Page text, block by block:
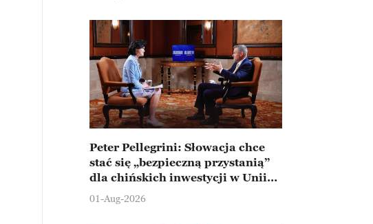
Peter Pellegrini: Słowacja chce
stać się „bezpieczną przystanią”
dla chińskich inwestycji w Unii
Europejskiej
01-Aug-2026